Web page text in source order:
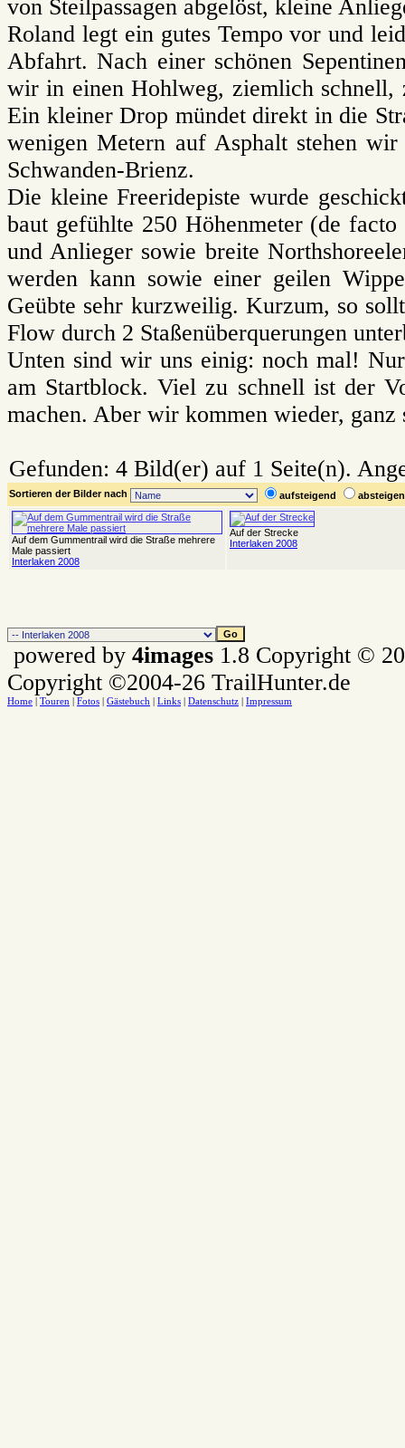
von Steilpassagen abgelöst, kleine
Roland legt ein gutes Tempo vor und
Abfahrt. Nach einer schönen
wir in einen Hohlweg, ziemlich
Ein kleiner Drop mündet direkt in die
wenigen Metern auf Asphalt stehen
Schwanden-Brienz.
Die kleine Freeridepiste wurde
baut gefühlte 250 Höhenmeter (de
und Anlieger sowie breite
werden kann sowie einer geilen
Geübte sehr kurzweilig. Kurzum, so
Flow durch 2 Staßenüberquerungen
Unten sind wir uns einig: noch mal!
am Startblock. Viel zu schnell ist der
machen. Aber wir kommen wieder, ganz
Gefunden: 4 Bild(er) auf 1 Seite(n).
Sortieren der Bilder nach aufsteigend
Auf dem Gummentrail wird die Straße mehrere
Male passiert
Interlaken 2008
Auf der Strecke
Interlaken 2008
powered by 4images 1.8 Copyright ©
Copyright ©2004-26 TrailHunter.de
Home Touren Fotos Gästebuch Links Datenschutz Impressum